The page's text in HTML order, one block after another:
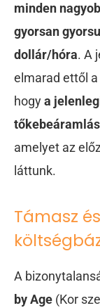
minden
gyorsan
dollár/hóra. A
elmarad ettől
hogya
amelyet az
láttunk.
Támasz
A
by Age (Kor